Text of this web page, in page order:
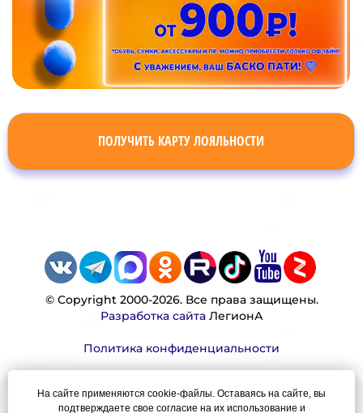
ПОЛУЧИТЬ КАРТУ ЛОЯЛЬНОСТИ
© Copyright 2000-2026. Все права защищены.
Разработка сайтаЛегионА
Политика конфиденциальности
Наша миссия:
На сайте применяются cookie-файлы. Оставаясь на сайте, вы
подтверждаете свое согласие на их использование и